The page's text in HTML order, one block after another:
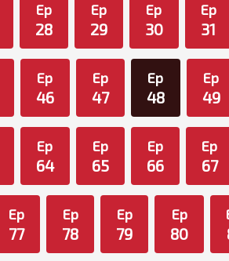
Ep
28
Ep
29
Ep
30
Ep
31
Ep
46
Ep
47
Ep
48
Ep
49
Ep
64
Ep
65
Ep
66
Ep
67
Ep
77
Ep
78
Ep
79
Ep
80